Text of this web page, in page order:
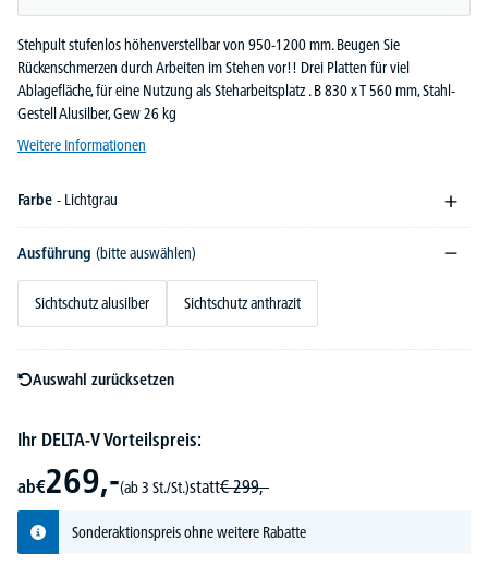
Stehpult stufenlos höhenverstellbar von 950-1200 mm. Beugen Sie
Rückenschmerzen durch Arbeiten im Stehen vor!! Drei Platten für viel
Ablagefläche, für eine Nutzung als Steharbeitsplatz . B 830 x T 560 mm, Stahl-
Gestell Alusilber, Gew 26 kg
Weitere Informationen
Farbe - Lichtgrau
Ausführung (bitte auswählen)
Sichtschutz alusilber Sichtschutz anthrazit
Auswahl zurücksetzen
Ihr DELTA-V Vorteilspreis:
ab€269,-(ab 3 St./St.)statt€ 299,-
Sonderaktionspreis ohne weitere Rabatte